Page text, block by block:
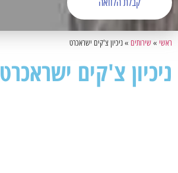
ראשי »שירותים »ניכיון צ'קים ישראכרט
ניכיון צ'קים ישראכרט